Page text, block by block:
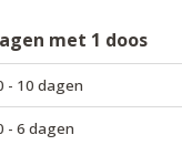
met 1 doos
- 10 dagen
- 6 dagen